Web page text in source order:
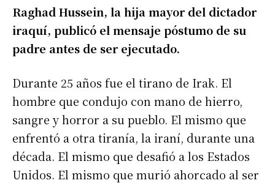
Raghad Hussein, la hija mayor del dictador
iraquí, publicó el mensaje póstumo de su
padre antes de ser ejecutado.
Durante 25 años fue el tirano de Irak. El
hombre que condujo con mano de hierro,
sangre y horror a su pueblo. El mismo que
enfrentó a otra tiranía, la iraní, durante una
década. El mismo que desafió a los Estados
Unidos. El mismo que murió ahorcado al ser